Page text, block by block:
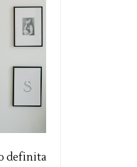
definita